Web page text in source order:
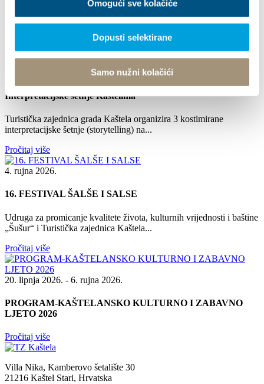
Omogući sve kolačiće
Dopusti selektirane
Samo nužni kolačići
EKO ETNO SAJAM KAŠTELA 2026.
SAJAM DOMAĆIH PROIZVODA Kaštel Novi, 28.-30.8.2026.
Pročitaj više
30. lipnja 2026. - 31. kolovoza 2026.
Interpretacijske šetnje Kaštelima
Turistička zajednica grada Kaštela organizira 3 kostimirane
interpretacijske šetnje (storytelling) na...
Pročitaj više
4. rujna 2026.
16. FESTIVAL ŠALŠE I SALSE
Udruga za promicanje kvalitete života, kulturnih vrijednosti i baštine
„Šušur“ i Turistička zajednica Kaštela...
Pročitaj više
20. lipnja 2026. - 6. rujna 2026.
PROGRAM-KAŠTELANSKO KULTURNO I ZABAVNO
LJETO 2026
Pročitaj više
Villa Nika, Kamberovo šetalište 30
21216 Kaštel Stari, Hrvatska